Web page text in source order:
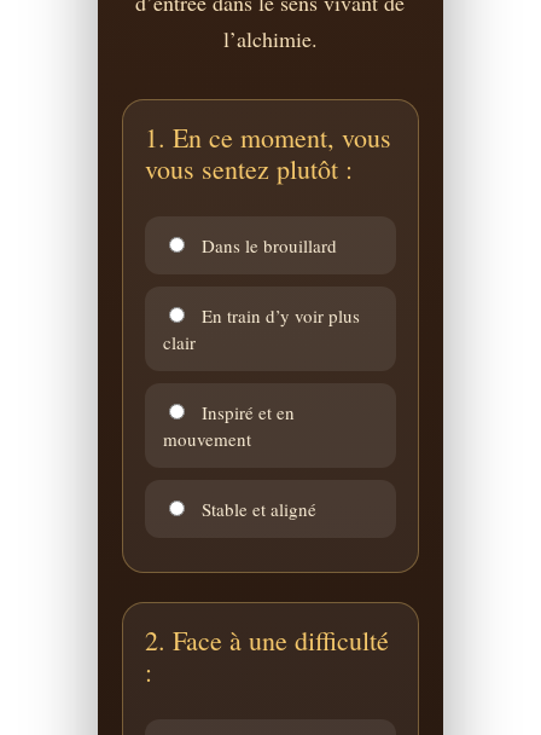
l’alchimie.
1. En ce moment, vous
vous sentez plutôt :
Dans le brouillard
En train d’y voir plus
clair
Inspiré et en
mouvement
Stable et aligné
2. Face à une difficulté
: